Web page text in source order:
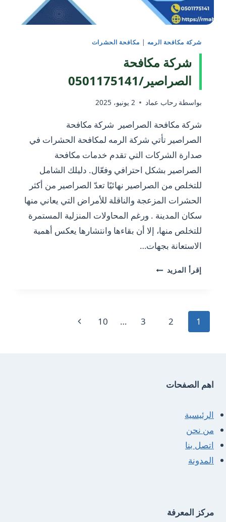
شركة مكافحة الرمه | مكافحة الحشرات
شركة مكافحة
الصراصير/0501175141
بواسطة رحاب عماد 2 يونيو، 2025
شركة مكافحة الصراصير شركة مكافحة
الصراصير تأتي شركة الرمه لمكافحة الحشرات في
صدارة الشركات التي تقدم خدمات مكافحة
الصراصير بشكل احترافي وفعّال. دليلك الشامل
للتخلص من الصراصير نهائيًا تعدّ الصراصير من أكثر
الحشرات المزعجة والناقلة للأمراض التي يعاني منها
سكان المدينة . ورغم المحاولات المنزلية المستمرة
للتخلص منها، إلا أن بقاءها وانتشارها يعكس أهمية
الاستعانة بجهات…
إقرأ المزيد شركة
تنقل
الصفحة
1
2
3
…
10
الصفحة
اهم الصفحات
الرئيسية
من نحن
اتصل بنا
المدونة
مركز المعرفة